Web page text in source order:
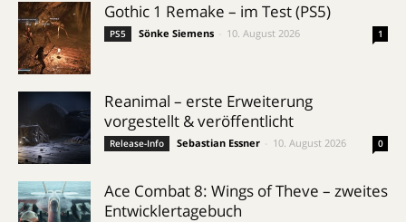
Gothic 1 Remake – im Test (PS5)
PS5 Sönke Siemens 10. August 2026 1
Reanimal – erste Erweiterung
vorgestellt & veröffentlicht
Release-Info Sebastian Essner 10. August 2026 0
Ace Combat 8: Wings of Theve – zweites
Entwicklertagebuch